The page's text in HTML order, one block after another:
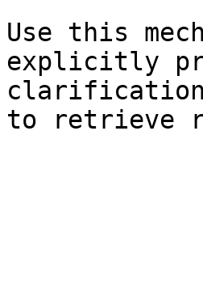
Use this
explicitly
clarification